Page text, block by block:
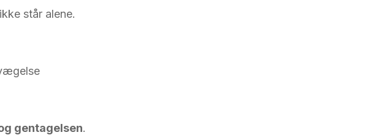
står alene.
gentagelsen.